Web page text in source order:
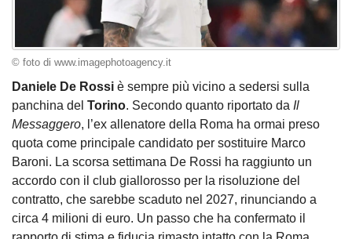
© foto di www.imagephotoagency.it
Daniele De Rossi è sempre più vicino a sedersi sulla
panchina del Torino. Secondo quanto riportato da Il
Messaggero, l’ex allenatore della Roma ha ormai preso
quota come principale candidato per sostituire Marco
Baroni. La scorsa settimana De Rossi ha raggiunto un
accordo con il club giallorosso per la risoluzione del
contratto, che sarebbe scaduto nel 2027, rinunciando a
circa 4 milioni di euro. Un passo che ha confermato il